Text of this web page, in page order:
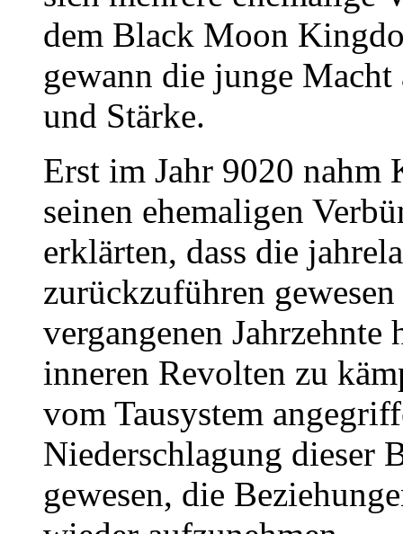
dem Black Moon
gewann die junge
und Stärke.
Erst im Jahr 9020
seinen ehemaligen
erklärten, dass die
zurückzuführen
vergangenen Jahrzehnte
inneren Revolten zu
vom Tausystem
Niederschlagung dieser
gewesen, die